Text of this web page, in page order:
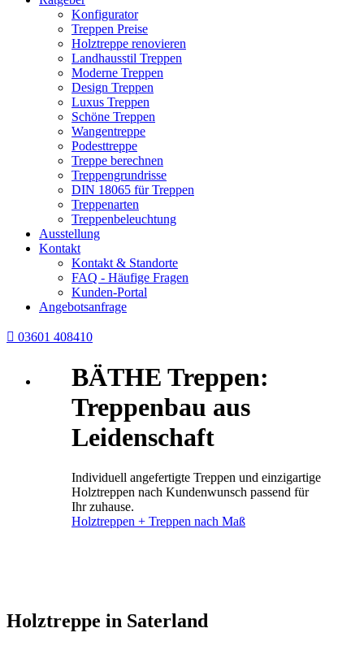
Konfigurator
Treppen Preise
Holztreppe renovieren
Landhausstil Treppen
Moderne Treppen
Design Treppen
Luxus Treppen
Schöne Treppen
Wangentreppe
Podesttreppe
Treppe berechnen
Treppengrundrisse
DIN 18065 für Treppen
Treppenarten
Treppenbeleuchtung
Ausstellung
Kontakt
Kontakt & Standorte
FAQ - Häufige Fragen
Kunden-Portal
Angebotsanfrage
 03601 408410
BÄTHE Treppen:
Treppenbau aus
Leidenschaft
Individuell angefertigte Treppen und einzigartige
Holztreppen nach Kundenwunsch passend für
Ihr zuhause.
Holztreppen + Treppen nach Maß
Holztreppe in Saterland